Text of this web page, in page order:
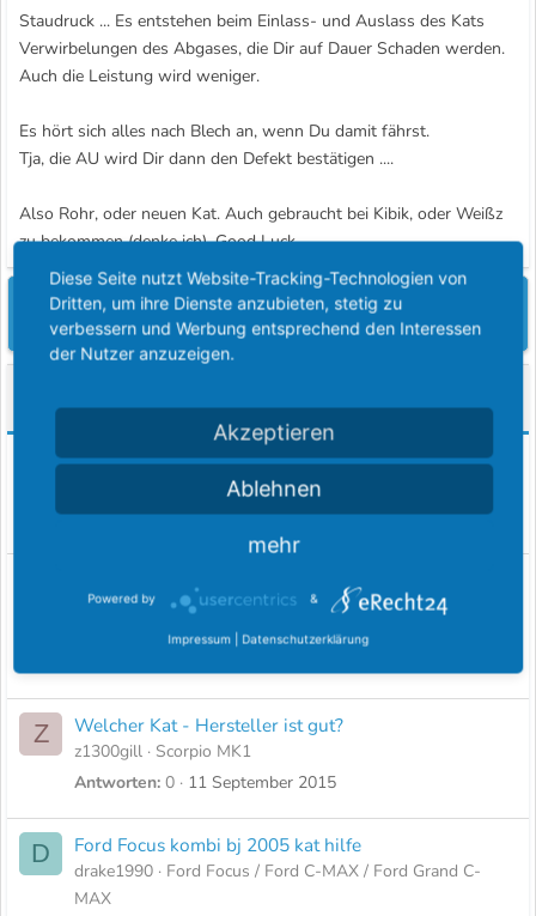
Staudruck ... Es entstehen beim Einlass- und Auslass des Kats
Verwirbelungen des Abgases, die Dir auf Dauer Schaden werden.
Auch die Leistung wird weniger.
Es hört sich alles nach Blech an, wenn Du damit fährst.
Tja, die AU wird Dir dann den Defekt bestätigen ....
Also Rohr, oder neuen Kat. Auch gebraucht bei Kibik, oder Weißz
zu bekommen (denke ich). Good Luck
Du musst dich einloggen oder registrieren, um hier zu
antworten.
Mondeo Kat leuchtet schen oder austauschmotor ? .
Garage / Reparatur
Antworten 4 31 Januar 2019
Lambdasonde Vor-Kat wechsel beim Scorpio 24V
Cosworth
Scorpio MK2
Z Welcher Kat - Hersteller ist gut?
z1300gill
Scorpio MK1
Antworten 0 11 September 2015
D Ford Focus kombi bj 2005 kat hilfe
drake1990
Ford Focus / Ford C-MAX / Ford Grand C-
MAX
Diese Seite nutzt Website-Tracking-Technologien von
Dritten, um ihre Dienste anzubieten, stetig zu
verbessern und Werbung entsprechend den Interessen
der Nutzer anzuzeigen.
Akzeptieren
Ablehnen
mehr
Powered by &
Impressum | Datenschutzerklärung